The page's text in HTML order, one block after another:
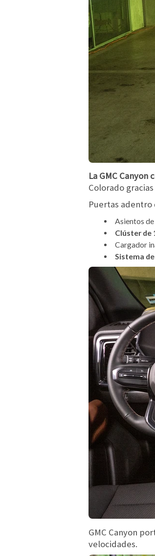
La GMC
Colorado gracias
Puertas adentro
Asientos
Clúster de
Cargador
Sistema
GMC Canyon
velocidades.